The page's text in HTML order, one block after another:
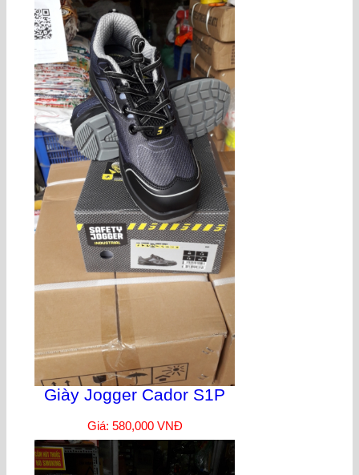
Giày Jogger Cador S1P
Giá: 580,000 VNĐ